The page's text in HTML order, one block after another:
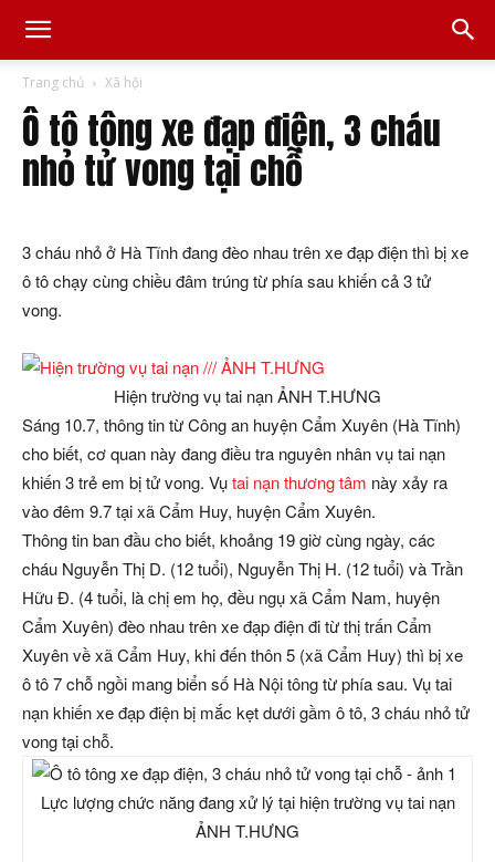
Trang chủ Xã hội
Ô tô tông xe đạp điện, 3 cháu
nhỏ tử vong tại chỗ
3 cháu nhỏ ở Hà Tĩnh đang đèo nhau trên xe đạp điện thì bị xe
ô tô chạy cùng chiều đâm trúng từ phía sau khiến cả 3 tử
vong.
Hiện trường vụ tai nạn ẢNH T.HƯNG
Sáng 10.7, thông tin từ Công an huyện Cẩm Xuyên (Hà Tĩnh)
cho biết, cơ quan này đang điều tra nguyên nhân vụ tai nạn
khiến 3 trẻ em bị tử vong. Vụtai nạn thương tâm này xảy ra
vào đêm 9.7 tại xã Cẩm Huy, huyện Cẩm Xuyên.
Thông tin ban đầu cho biết, khoảng 19 giờ cùng ngày, các
cháu Nguyễn Thị D. (12 tuổi), Nguyễn Thị H. (12 tuổi) và Trần
Hữu Đ. (4 tuổi, là chị em họ, đều ngụ xã Cẩm Nam, huyện
Cẩm Xuyên) đèo nhau trên xe đạp điện đi từ thị trấn Cẩm
Xuyên về xã Cẩm Huy, khi đến thôn 5 (xã Cẩm Huy) thì bị xe
ô tô 7 chỗ ngồi mang biển số Hà Nội tông từ phía sau. Vụ tai
nạn khiến xe đạp điện bị mắc kẹt dưới gầm ô tô, 3 cháu nhỏ tử
vong tại chỗ.
Lực lượng chức năng đang xử lý tại hiện trường vụ tai nạn
ẢNH T.HƯNG